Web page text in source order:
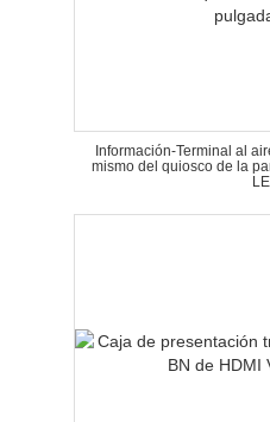
Información-Terminal al
mismo del quiosco de la